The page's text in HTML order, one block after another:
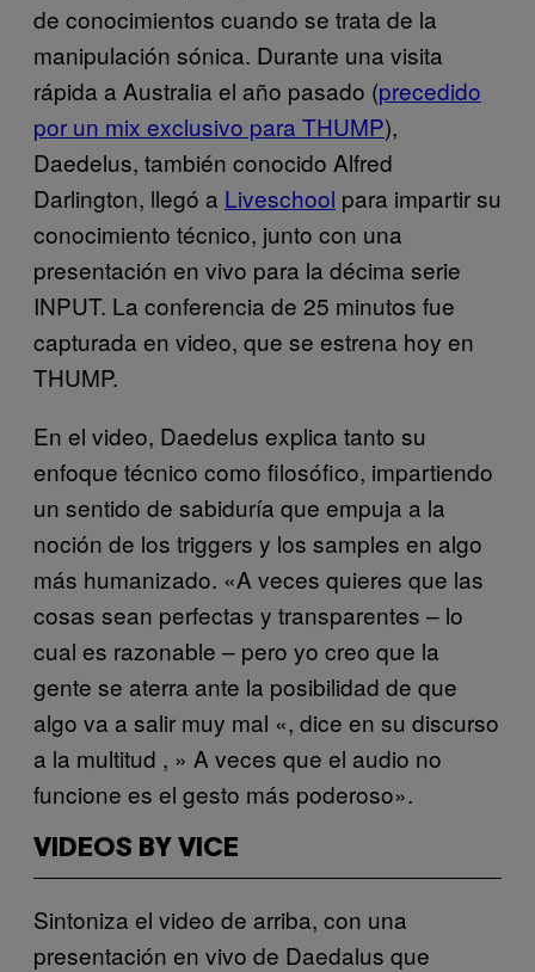
de conocimientos cuando se trata de la
manipulación sónica. Durante una visita
rápida a Australia el año pasado (precedido
por un mix exclusivo para THUMP),
Daedelus, también conocido Alfred
Darlington, llegó a Liveschool para impartir su
conocimiento técnico, junto con una
presentación en vivo para la décima serie
INPUT. La conferencia de 25 minutos fue
capturada en video, que se estrena hoy en
THUMP.
En el video, Daedelus explica tanto su
enfoque técnico como filosófico, impartiendo
un sentido de sabiduría que empuja a la
noción de los triggers y los samples en algo
más humanizado. «A veces quieres que las
cosas sean perfectas y transparentes – lo
cual es razonable – pero yo creo que la
gente se aterra ante la posibilidad de que
algo va a salir muy mal «, dice en su discurso
a la multitud , » A veces que el audio no
funcione es el gesto más poderoso».
VIDEOS BY VICE
Sintoniza el video de arriba, con una
presentación en vivo de Daedalus que